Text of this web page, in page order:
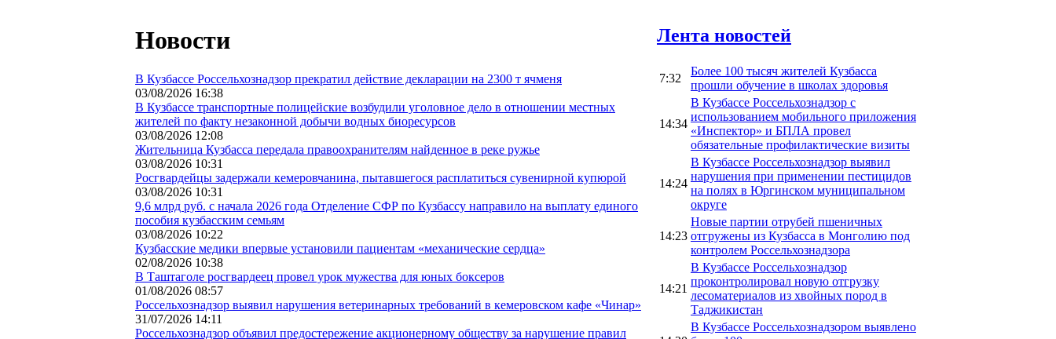
Новости
В Кузбассе Россельхознадзор прекратил действие декларации на 2300 т ячменя
03/08/2026 16:38
В Кузбассе транспортные полицейские возбудили уголовное дело в отношении местных
жителей по факту незаконной добычи водных биоресурсов
03/08/2026 12:08
Жительница Кузбасса передала правоохранителям найденное в реке ружье
03/08/2026 10:31
Росгвардейцы задержали кемеровчанина, пытавшегося расплатиться сувенирной купюрой
03/08/2026 10:31
9,6 млрд руб. с начала 2026 года Отделение СФР по Кузбассу направило на выплату единого
пособия кузбасским семьям
03/08/2026 10:22
Кузбасские медики впервые установили пациентам «механические сердца»
02/08/2026 10:38
В Таштаголе росгвардеец провел урок мужества для юных боксеров
01/08/2026 08:57
Россельхознадзор выявил нарушения ветеринарных требований в кемеровском кафе «Чинар»
31/07/2026 14:11
Россельхознадзор объявил предостережение акционерному обществу за нарушение правил
Лента новостей
7:32
Более 100 тысяч жителей Кузбасса
прошли обучение в школах здоровья
14:34
В Кузбассе Россельхознадзор с
использованием мобильного приложения
«Инспектор» и БПЛА провел
обязательные профилактические визиты
14:24
В Кузбассе Россельхознадзор выявил
нарушения при применении пестицидов
на полях в Юргинском муниципальном
округе
14:23
Новые партии отрубей пшеничных
отгружены из Кузбасса в Монголию под
контролем Россельхознадзора
14:21
В Кузбассе Россельхознадзор
проконтролировал новую отгрузку
лесоматериалов из хвойных пород в
Таджикистан
В Кузбассе Россельхознадзором выявлено